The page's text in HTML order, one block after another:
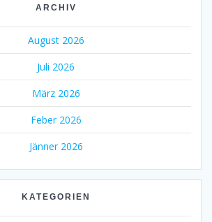
ARCHIV
August 2026
Juli 2026
März 2026
Feber 2026
Jänner 2026
KATEGORIEN